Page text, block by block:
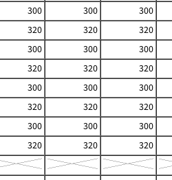
300 300 300
320 320 320
300 300 300
320 320 320
300 300 300
320 320 320
300 300 300
320 320 320